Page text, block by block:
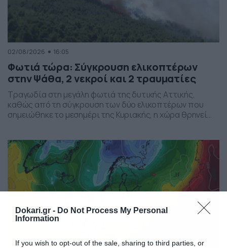
Dokari.gr - Do Not Process My Personal
Information
If you wish to opt-out of the sale, sharing to third parties, or
02/08/2026 16:05
Φωτιά τώρα: Σύγκρουση ελικοπτέρων
στην Ψάθα, 2 νεκροί και 2 τραυματίες
Τραγωδία στη μεγάλη φωτιά της δυτικής Αττικής,
καθώς από τη σύγκρουση των δύο ελικοπτέρων που
σημειώθηκε το μεσημέρι της Κυριακής, η χώρα θρηνεί